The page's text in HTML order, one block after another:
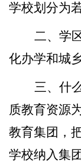
学校划分为
二、学
化办学和城
三、什
质教育资源
教育集团，
学校纳入集